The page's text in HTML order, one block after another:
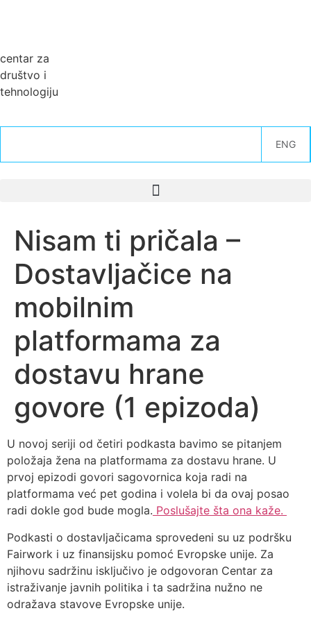
centar za
društvo i
tehnologiju
ENG
Nisam ti pričala –
Dostavljačice na
mobilnim
platformama za
dostavu hrane
govore (1 epizoda)
U novoj seriji od četiri podkasta bavimo se pitanjem
položaja žena na platformama za dostavu hrane. U
prvoj epizodi govori sagovornica koja radi na
platformama već pet godina i volela bi da ovaj posao
radi dokle god bude mogla. Poslušajte šta ona kaže.
Podkasti o dostavljačicama sprovedeni su uz podršku
Fairwork i uz finansijsku pomoć Evropske unije. Za
njihovu sadržinu isključivo je odgovoran Centar za
istraživanje javnih politika i ta sadržina nužno ne
odražava stavove Evropske unije.